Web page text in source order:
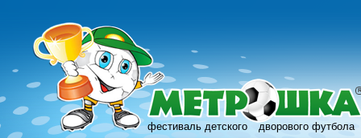
фестиваль детского дворового футбола
R